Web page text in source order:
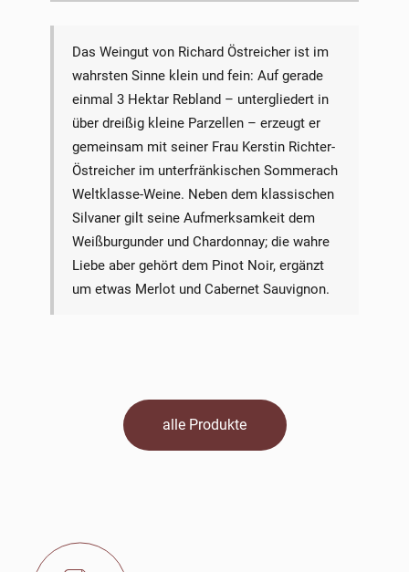
Das Weingut von Richard Östreicher ist im
wahrsten Sinne klein und fein: Auf gerade
einmal 3 Hektar Rebland – untergliedert in
über dreißig kleine Parzellen – erzeugt er
gemeinsam mit seiner Frau Kerstin Richter-
Östreicher im unterfränkischen Sommerach
Weltklasse-Weine. Neben dem klassischen
Silvaner gilt seine Aufmerksamkeit dem
Weißburgunder und Chardonnay; die wahre
Liebe aber gehört dem Pinot Noir, ergänzt
um etwas Merlot und Cabernet Sauvignon.
alle Produkte